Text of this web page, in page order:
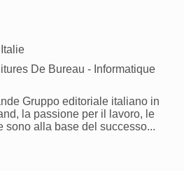
De Bureau - Informatique
Gruppo editoriale italiano in
la passione per il lavoro, le
sono alla base del successo...